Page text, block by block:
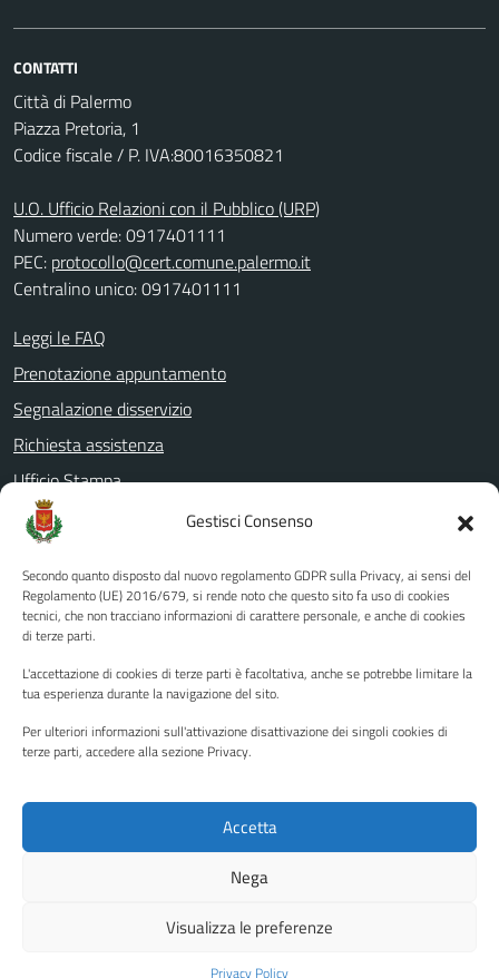
Gestisci Consenso
Secondo quanto disposto dal nuovo regolamento GDPR sulla Privacy, ai sensi del
Regolamento (UE) 2016/679, si rende noto che questo sito fa uso di cookies
tecnici, che non tracciano informazioni di carattere personale, e anche di cookies
di terze parti.
L'accettazione di cookies di terze parti è facoltativa, anche se potrebbe limitare la
tua esperienza durante la navigazione del sito.
Per ulteriori informazioni sull'attivazione disattivazione dei singoli cookies di
terze parti, accedere alla sezione Privacy.
Accetta
Nega
Visualizza le preferenze
Privacy Policy
CONTATTI
Città di Palermo
Piazza Pretoria, 1
Codice fiscale / P. IVA:80016350821
U.O. Ufficio Relazioni con il Pubblico (URP)
Numero verde: 0917401111
PEC: protocollo@cert.comune.palermo.it
Centralino unico: 0917401111
Leggi le FAQ
Prenotazione appuntamento
Segnalazione disservizio
Richiesta assistenza
Ufficio Stampa
Amministrazione Trasparente
Albo pretorio
Informativa privacy
Note legali
Piano di miglioramento del sito
Instagram